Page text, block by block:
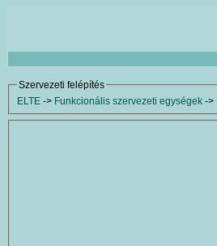
Szervezeti felépítés
ELTE -> Funkcionális szervezeti egységek ->